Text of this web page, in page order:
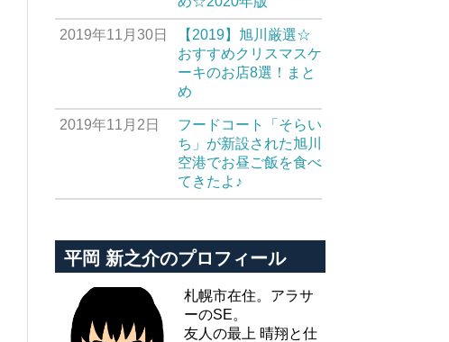
2019年11月30日
【2019】旭川厳選☆
おすすめクリスマスケ
ーキのお店8選！まと
め
2019年11月2日
フードコート「そらい
ち」が新設された旭川
空港でお昼ご飯を食べ
てきたよ♪
平岡 新之介のプロフィール
札幌市在住。アラサ
ーのSE。
友人の最上 晴翔と仕